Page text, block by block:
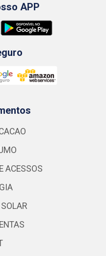
APP
ACESSOS